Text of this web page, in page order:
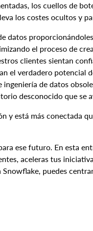
los cuellos de
los costes ocultos y
datos
el proceso de
clientes sientan
el verdadero potencial
de datos
desconocido que se
y está más conectada
ese futuro. En esta
aceleras tus
puedes